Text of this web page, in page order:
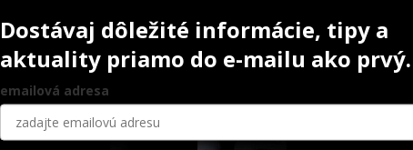
IPS Style Ceram Powder
Dostávaj dôležité informácie, tipy a
aktuality priamo do e-mailu ako prvý.
emailová adresa